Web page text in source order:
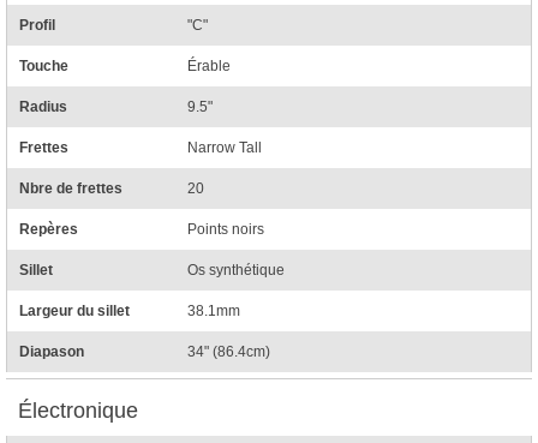
Profil "C"
Touche Érable
Radius 9.5"
Frettes Narrow Tall
Nbre de frettes 20
Repères Points noirs
Sillet Os synthétique
Largeur du sillet 38.1mm
Diapason 34" (86.4cm)
Électronique